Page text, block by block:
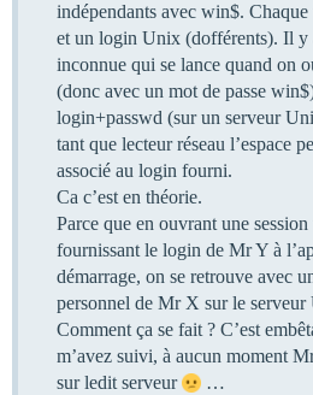
indépendants avec win$.
et un login Unix (dofférents). Il y
inconnue qui se lance quand on
(donc avec un mot de passe
login+passwd (sur un serveur
tant que lecteur réseau l’espace
associé au login fourni.
Ca c’est en théorie.
Parce que en ouvrant une
fournissant le login de Mr Y à
démarrage, on se retrouve avec
personnel de Mr X sur le
Comment ça se fait ? C’est
m’avez suivi, à aucun moment
sur ledit serveur
…